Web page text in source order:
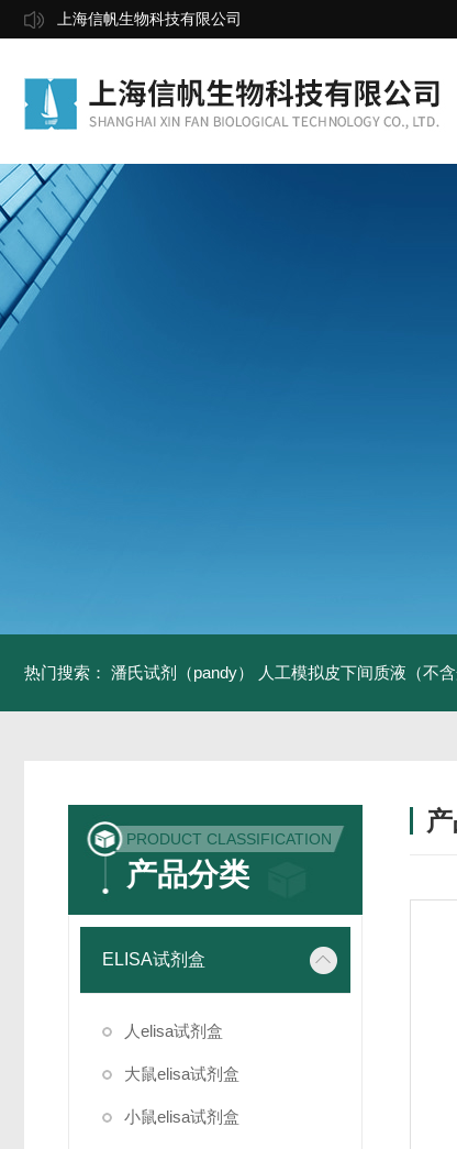
上海信帆生物科技有限公司
热门搜索： 潘氏试剂（pandy） 人工模拟皮下间质液（不含
PRODUCT CLASSIFICATION
产品分类
ELISA试剂盒
人elisa试剂盒
大鼠elisa试剂盒
小鼠elisa试剂盒